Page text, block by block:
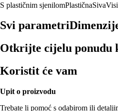
S plastičnim sjenilomPlastičnaSiva
Svi parametri
Otkrijte cijelu ponudu
Koristit će vam
Upit o proizvodu
Trebate li pomoć s odabirom ili